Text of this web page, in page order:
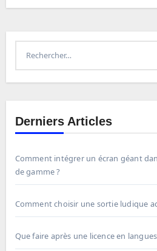
Derniers Articles
Comment intégrer un écran géant
de gamme ?
Comment choisir une sortie ludique
Que faire après une licence en